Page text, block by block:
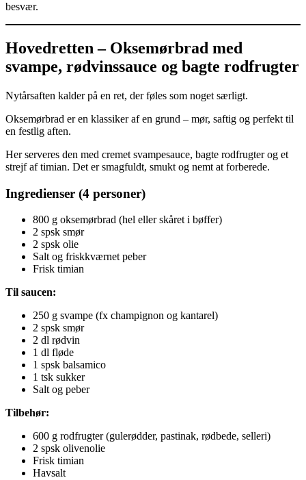
besvær.
Hovedretten – Oksemørbrad med
svampe, rødvinssauce og bagte rodfrugter
Nytårsaften kalder på en ret, der føles som noget særligt.
Oksemørbrad er en klassiker af en grund – mør, saftig og perfekt til
en festlig aften.
Her serveres den med cremet svampesauce, bagte rodfrugter og et
strejf af timian. Det er smagfuldt, smukt og nemt at forberede.
Ingredienser (4 personer)
800 g oksemørbrad (hel eller skåret i bøffer)
2 spsk smør
2 spsk olie
Salt og friskkværnet peber
Frisk timian
Til saucen:
250 g svampe (fx champignon og kantarel)
2 spsk smør
2 dl rødvin
1 dl fløde
1 spsk balsamico
1 tsk sukker
Salt og peber
Tilbehør:
600 g rodfrugter (gulerødder, pastinak, rødbede, selleri)
2 spsk olivenolie
Frisk timian
Havsalt